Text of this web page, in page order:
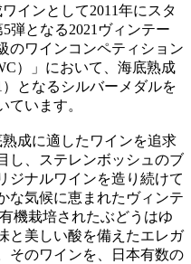
インとして2011年にスタ
弾となる2021ヴィンテー
のワインコンペティション
）」において、海底熟成
となるシルバーメダルを
ています。
成に適したワインを追求
し、ステレンボッシュのブ
ジナルワインを造り続けて
な気候に恵まれたヴィンテ
機栽培されたぶどうはゆ
と美しい酸を備えたエレガ
そのワインを、日本有数の